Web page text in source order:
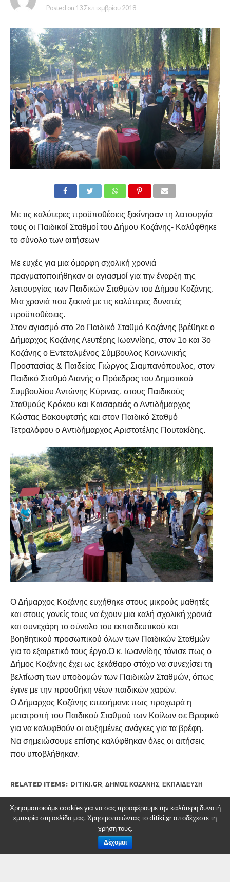
Posted on 13 Σεπτεμβρίου 2018
Με τις καλύτερες προϋποθέσεις ξεκίνησαν τη λειτουργία
τους οι Παιδικοί Σταθμοί του Δήμου Κοζάνης- Καλύφθηκε
το σύνολο των αιτήσεων
Με ευχές για μια όμορφη σχολική χρονιά
πραγματοποιήθηκαν οι αγιασμοί για την έναρξη της
λειτουργίας των Παιδικών Σταθμών του Δήμου Κοζάνης.
Μια χρονιά που ξεκινά με τις καλύτερες δυνατές
προϋποθέσεις.
Στον αγιασμό στο 2ο Παιδικό Σταθμό Κοζάνης βρέθηκε ο
Δήμαρχος Κοζάνης Λευτέρης Ιωαννίδης, στον 1ο και 3ο
Κοζάνης ο Εντεταλμένος Σύμβουλος Κοινωνικής
Προστασίας & Παιδείας Γιώργος Σιαμπανόπουλος, στον
Παιδικό Σταθμό Αιανής ο Πρόεδρος του Δημοτικού
Συμβουλίου Αντώνης Κύρινας, στους Παιδικούς
Σταθμούς Κρόκου και Καισαρειάς ο Αντιδήμαρχος
Κώστας Βακουφτσής και στον Παιδικό Σταθμό
Τετραλόφου ο Αντιδήμαρχος Αριστοτέλης Πουτακίδης.
Ο Δήμαρχος Κοζάνης ευχήθηκε στους μικρούς μαθητές
και στους γονείς τους να έχουν μια καλή σχολική χρονιά
και συνεχάρη το σύνολο του εκπαιδευτικού και
βοηθητικού προσωπικού όλων των Παιδικών Σταθμών
για το εξαιρετικό τους έργο.Ο κ. Ιωαννίδης τόνισε πως ο
Δήμος Κοζάνης έχει ως ξεκάθαρο στόχο να συνεχίσει τη
βελτίωση των υποδομών των Παιδικών Σταθμών, όπως
έγινε με την προσθήκη νέων παιδικών χαρών.
Ο Δήμαρχος Κοζάνης επεσήμανε πως προχωρά η
μετατροπή του Παιδικού Σταθμού των Κοίλων σε Βρεφικό
για να καλυφθούν οι αυξημένες ανάγκες για τα βρέφη.
Να σημειώσουμε επίσης καλύφθηκαν όλες οι αιτήσεις
που υποβλήθηκαν.
RELATED ITEMS: DITIKI.GR, ΔΉΜΟΣ ΚΟΖΆΝΗΣ, ΕΚΠΑΊΔΕΥΣΗ
Δήμος Κοζάνης: Τα φετινά SourdGames θα
Χρησιμοποιούμε cookies για να σας προσφέρουμε την καλύτερη δυνατή
εμπειρία στη σελίδα μας. Χρησιμοποιώντας το ditiki.gr αποδέχεστε τη
χρήση τους.
Δέχομαι